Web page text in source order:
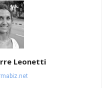
Leonetti